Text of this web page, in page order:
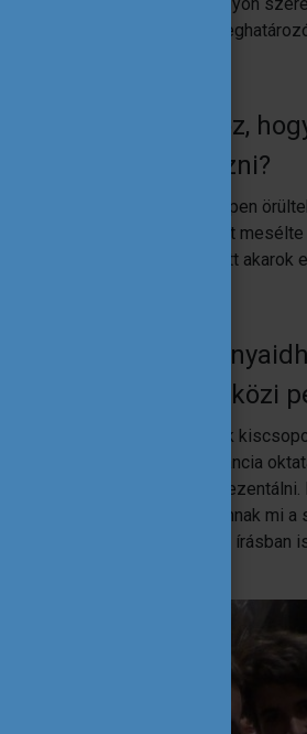
tehát az is nagyon
mit szóltak ahhoz,
gyakorlatot végezni?
bátorítottak, mindenképpen
először Párizsban, és azt
arról beszéltem, hogy én itt akarok
hozzá a
vagy nemzetközi
A SciencesPo-n nagyon sok
velünk a tanárok. Maga a francia
azzal, hogy hogyan kell
kell egy beadandót megírni, annak mi
tudd fejezni magad szóban is, írásban